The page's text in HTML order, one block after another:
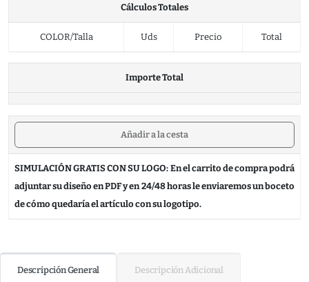
Cálculos Totales
COLOR/Talla Uds Precio Total
Importe Total
Añadir a la cesta
SIMULACIÓN GRATIS CON SU LOGO: En el carrito de compra podrá
adjuntar su diseño en PDF y en 24/48 horas le enviaremos un boceto
de cómo quedaría el artículo con su logotipo.
Descripción General Descripción Adicional